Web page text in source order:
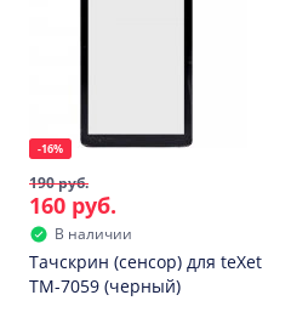
-16%
190 руб.
160 руб.
В наличии
Тачскрин (сенсор) для teXet
TM-7059 (черный)